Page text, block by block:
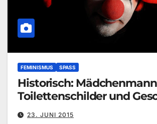
FEMINISMUS SPASS
Historisch:
Toilettenschilder und
23. JUNI 2015